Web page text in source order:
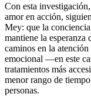
Con esta
amor en acción,
Mey: que la
mantiene la esperanza
caminos en la
emocional —en este
tratamientos más
menor rango de
personas.